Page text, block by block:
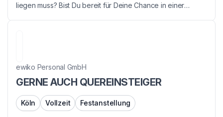
liegen muss? Bist Du bereit für Deine Chance in einer
ewiko Personal GmbH
GERNE AUCH QUEREINSTEIGER
Köln Vollzeit Festanstellung